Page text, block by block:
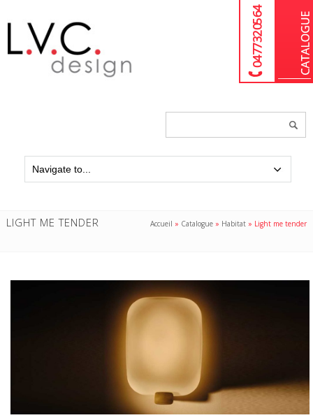
04 77 32 05 64
LIGHT ME TENDER Accueil » Catalogue » Habitat » Light me tender